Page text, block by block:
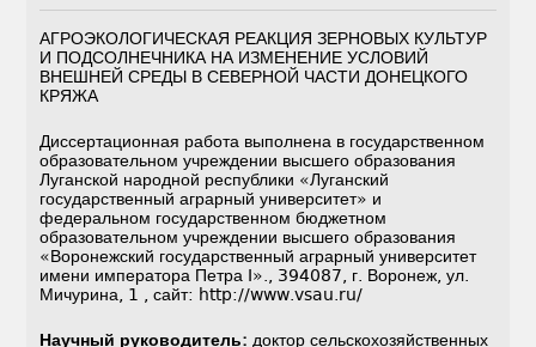
АГРОЭКОЛОГИЧЕСКАЯ РЕАКЦИЯ ЗЕРНОВЫХ КУЛЬТУР
И ПОДСОЛНЕЧНИКА НА ИЗМЕНЕНИЕ УСЛОВИЙ
ВНЕШНЕЙ СРЕДЫ В СЕВЕРНОЙ ЧАСТИ ДОНЕЦКОГО
КРЯЖА
Диссертационная работа выполнена в государственном
образовательном учреждении высшего образования
Луганской народной республики «Луганский
государственный аграрный университет» и
федеральном государственном бюджетном
образовательном учреждении высшего образования
«Воронежский государственный аграрный университет
имени императора Петра I»., 394087, г. Воронеж, ул.
Мичурина, 1 , сайт: http://www.vsau.ru/
Научный руководитель: доктор сельскохозяйственных